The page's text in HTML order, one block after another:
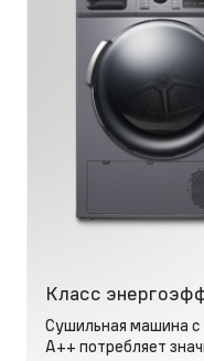
Класс
Сушильная машина с
А++ потребляет